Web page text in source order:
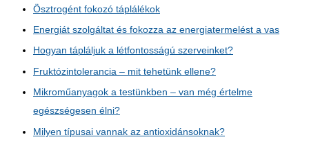
Ösztrogént fokozó táplálékok
Energiát szolgáltat és fokozza az energiatermelést a vas
Hogyan tápláljuk a létfontosságú szerveinket?
Fruktózintolerancia – mit tehetünk ellene?
Mikroműanyagok a testünkben – van még értelme
egészségesen élni?
Milyen típusai vannak az antioxidánsoknak?